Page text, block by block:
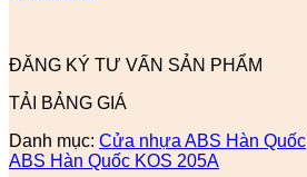
ĐĂNG KÝ TƯ VẤN SẢN PHẨM
TẢI BẢNG GIÁ
Danh mục: Cửa nhựa ABS Hàn Quốc
ABS Hàn Quốc KOS 205A